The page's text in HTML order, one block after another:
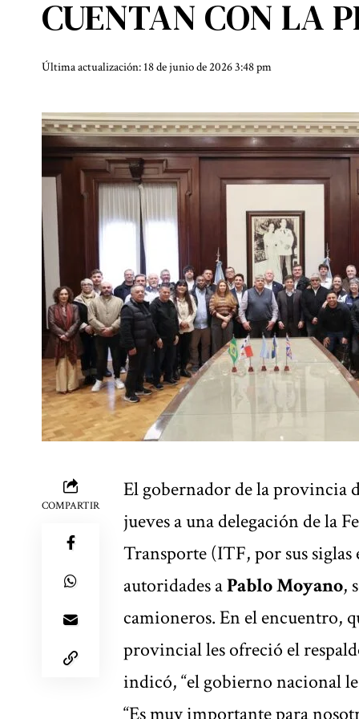
CUENTAN CON LA
Última actualización: 18 de junio de 2026 3:48 pm
COMPARTIR
El gobernador de la provincia
jueves a una delegación de la
Transporte (ITF, por sus siglas
autoridades aPablo Moyano,
camioneros. En el encuentro,
provincial les ofreció el
indicó, “el gobierno nacional
“Es muy importante para